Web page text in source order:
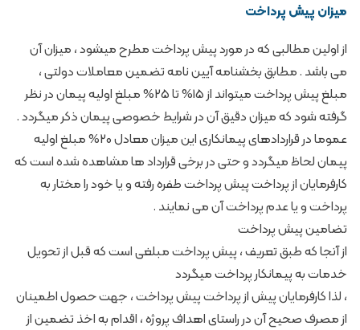
میزان پیش پرداخت
از اولین مطالبی که در مورد پیش پرداخت مطرح میشود ، میزان آن
می باشد . مطابق بخشنامه آیین نامه تضمین معاملات دولتی ،
مبلغ پیش پرداخت میتواند از 15% تا 25% مبلغ اولیه پیمان در نظر
گرفته شود که میزان دقیق آن در شرایط خصوصی پیمان ذکر میگردد .
عموما در قراردادهای پیمانکاری این میزان معادل 20% مبلغ اولیه
پیمان لحاظ میگردد و حتی در برخی قرارداد ها مشاهده شده است که
کارفرمایان از پرداخت پیش پرداخت طفره رفته و یا خود را مختار به
پرداخت و یا عدم پرداخت آن می نمایند .
تضامین پیش پرداخت
از آنجا که طبق تعریف ، پیش پرداخت مبلغی است که قبل از تحویل
خدمات به پیمانکار پرداخت میگردد
، لذا کارفرمایان پیش از پرداخت پیش پرداخت ، جهت حصول اطمینان
از مصرف صحیح آن در راستای اهداف پروژه ، اقدام به اخذ تضمین از